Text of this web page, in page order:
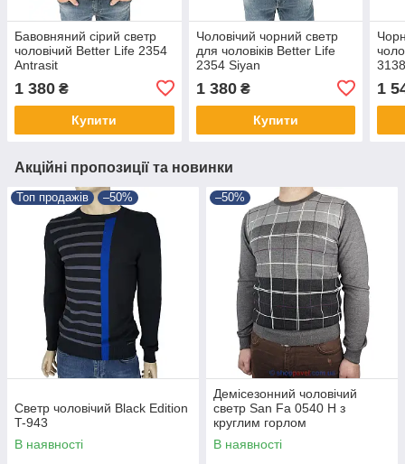
Бавовняний сірий светр
чоловічий Better Life 2354
Antrasit
1 380 ₴
Купити
Чоловічий чорний светр
для чоловіків Better Life
2354 Siyan
1 380₴
Купити
1
Акційні пропозиції та новинки
Топ продажів –50%
Светр чоловічий Black Edition
T-943
В наявності
–50%
Демісезонний чоловічий
светр San Fa 0540 Н з
круглим горлом
В наявності